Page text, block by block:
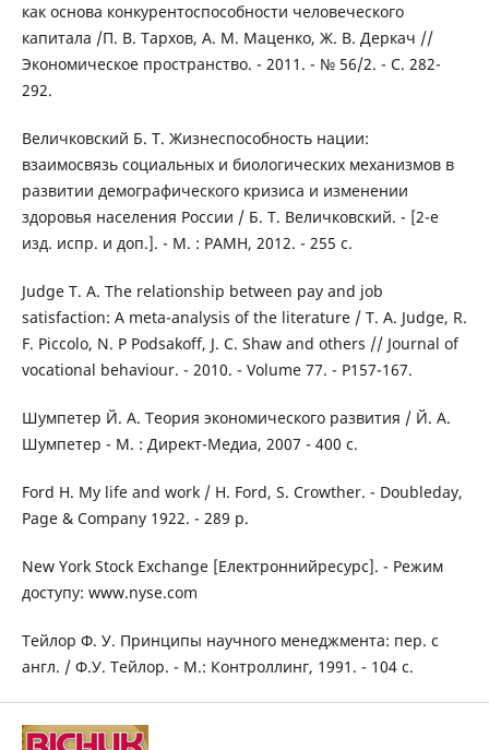
как основа конкурентоспособности человеческого
капитала /П. В. Тархов, А. М. Маценко, Ж. В. Деркач //
Экономическое пространство. - 2011. - № 56/2. - С. 282-
292.
Величковский Б. Т. Жизнеспособность нации:
взаимосвязь социальных и биологических механизмов в
развитии демографического кризиса и изменении
здоровья населения России / Б. Т. Величковский. - [2-е
изд. испр. и доп.]. - М. : РАМН, 2012. - 255 с.
Judge T. A. The relationship between pay and job
satisfaction: A meta-analysis of the literature / T. A. Judge, R.
F. Piccolo, N. P Podsakoff, J. C. Shaw and others // Journal of
vocational behaviour. - 2010. - Volume 77. - P157-167.
Шумпетер Й. А. Теория экономического развития / Й. А.
Шумпетер - М. : Директ-Медиа, 2007 - 400 с.
Ford H. My life and work / H. Ford, S. Crowther. - Doubleday,
Page & Company 1922. - 289 p.
New York Stock Exchange [Електроннийресурс]. - Режим
доступу: www.nyse.com
Тейлор Ф. У. Принципы научного менеджмента: пер. с
англ. / Ф.У. Тейлор. - М.: Контроллинг, 1991. - 104 с.